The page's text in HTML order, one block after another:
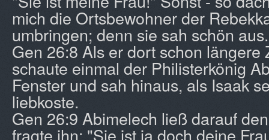
mich die Ortsbewohner der
umbringen; denn sie sah schön aus.
Gen 26:8 Als er dort schon längere
schaute einmal der Philisterkönig
Fenster und sah hinaus, als Isaak
liebkoste.
Gen 26:9 Abimelech ließ darauf
fragte ihn: "Sie ist ja doch deine